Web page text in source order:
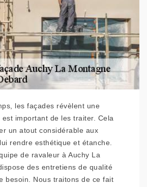
les façades révèlent une
important de les traiter. Cela
un atout considérable aux
rendre esthétique et étanche.
de ravaleur à Auchy La
des entretiens de qualité
besoin. Nous traitons de ce fait